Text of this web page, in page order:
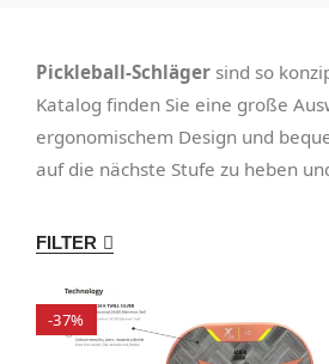
Pickleball-Schläger sind so
Katalog finden Sie eine große
ergonomischem Design und
auf die nächste Stufe zu heben
FILTER
-37%